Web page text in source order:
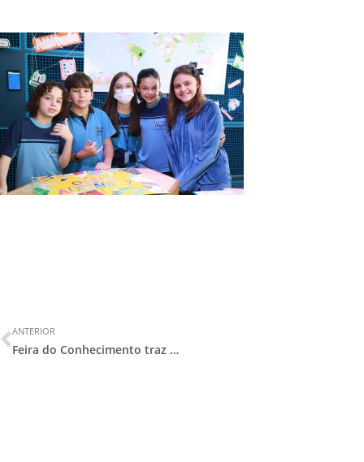
ANTERIOR
Feira do Conhecimento traz soluções inteligentes e grandes reflexões sobre os ODS